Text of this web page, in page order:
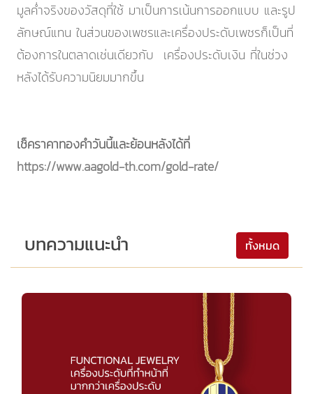
มูลค่ำจริงของวัสดุที่ใช้ มาเป็นการเน้นการออกแบบ และรูป
ลักษณ์แทน ในส่วนของเพชรและเครื่องประดับเพชรก็เป็นที่
ต้องการในตลาดเช่นเดียวกับ เครื่องประดับเงิน ที่ในช่วง
หลังได้รับความนิยมมากขึ้น
เช็คราคาทองคำวันนี้และย้อนหลังได้ที่
https://www.aagold-th.com/gold-rate/
บทความแนะนำ ทั้งหมด